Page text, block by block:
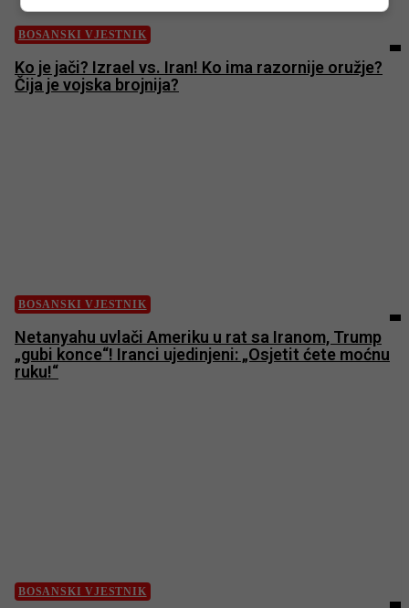
BOSANSKI VJESTNIK
Ko je jači? Izrael vs. Iran! Ko ima razornije oružje?
Čija je vojska brojnija?
BOSANSKI VJESTNIK
Netanyahu uvlači Ameriku u rat sa Iranom, Trump
„gubi konce“! Iranci ujedinjeni: „Osjetit ćete moćnu
ruku!“
BOSANSKI VJESTNIK